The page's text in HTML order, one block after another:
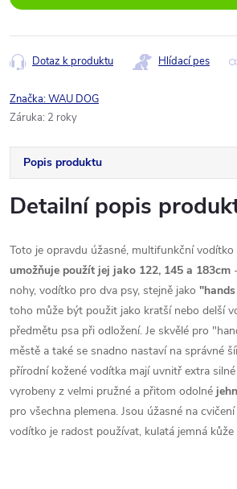
Dotaz k produktu Hlídací pes
Značka:WAU DOG
Záruka: 2 roky
Popis produktu
Detailní popis
Toto je opravdu úžasné, multifunkční vodítko
umožňuje použít jej jako 122, 145 a 183cm -
nohy, vodítko pro dva psy, stejně jako "hands
toho může být použit jako kratší nebo delší
předmětu psa při odložení. Je skvělé pro "
městě a také se snadno nastaví na správné
přírodní kožené vodítka mají uvnitř extra silné
vyrobeny z velmi pružné a přitom odolné
pro všechna plemena. Jsou úžasné na cvičení
vodítko je radost používat, kulatá jemná kůže